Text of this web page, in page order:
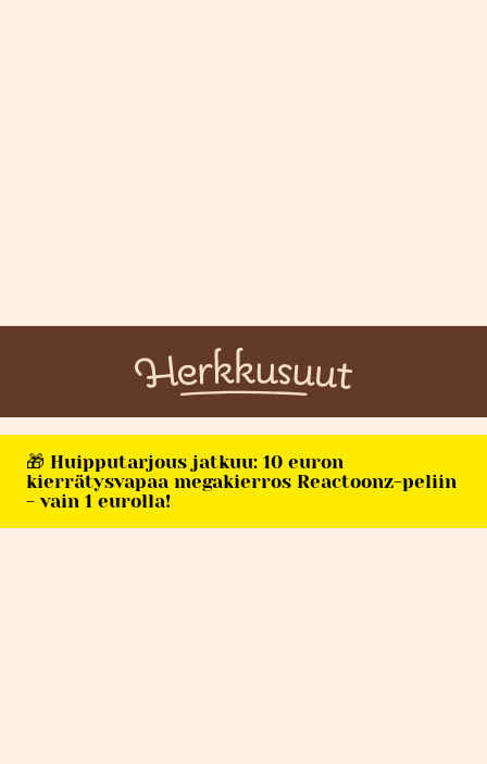
🎁 Huipputarjous jatkuu: 10 euron
kierrätysvapaa megakierros Reactoonz-peliin
- vain 1 eurolla!